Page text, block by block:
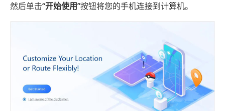
然后单击“开始使用”按钮将您的手机连接到计算机。